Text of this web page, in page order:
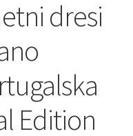
dresi
Edition